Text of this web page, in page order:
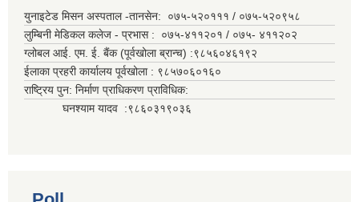
युनाइटेड मिसन अस्पताल -तानसेन: ०७५-५२०१११ / ०७५-५२०९५८
लुम्बिनी मेडिकल कलेज - प्रभास : ०७५-४११२०१ / ०७५- ४११२०२
ग्लोबल आई. एम. ई. बैंक (पूर्वखोला ब्रान्च) :९८५६०४६१९२
ईलाका प्रहरी कार्यालय पूर्वखोला : ९८५७०६०१६०
राष्ट्रिय पुन: निर्माण प्राधिकरण प्राविधिक:
घनश्याम यादव :९८६०३१९०३६